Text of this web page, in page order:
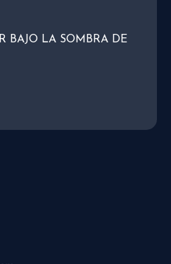
BAJO LA SOMBRA DE